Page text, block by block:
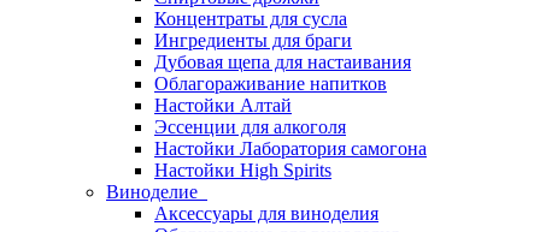
Концентраты для сусла
Ингредиенты для браги
Дубовая щепа для настаивания
Облагораживание напитков
Настойки Алтай
Эссенции для алкоголя
Настойки Лаборатория самогона
Настойки High Spirits
Виноделие
Аксессуары для виноделия